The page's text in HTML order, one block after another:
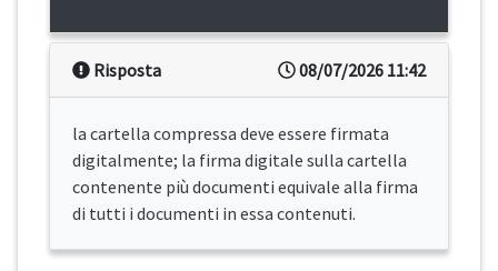
08/07/2026 11:42
Risposta
la cartella compressa deve essere firmata
digitalmente; la firma digitale sulla cartella
contenente più documenti equivale alla firma
di tutti i documenti in essa contenuti.